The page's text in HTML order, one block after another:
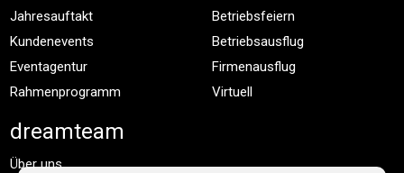
Jahresauftakt
Kundenevents
Eventagentur
Rahmenprogramm
Betriebsfeiern
Betriebsausflug
Firmenausflug
Virtuell
dreamteam
Über uns